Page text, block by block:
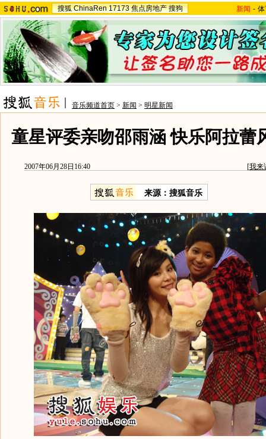
搜狐 ChinaRen 17173 焦点房地产 搜狗 新闻 -
音乐频道首页 > 新闻 > 明星新闻
童星评委亲吻邵雨涵 快乐阿拉蕾
2007年06月28日16:40 [我来
来源：搜狐音乐